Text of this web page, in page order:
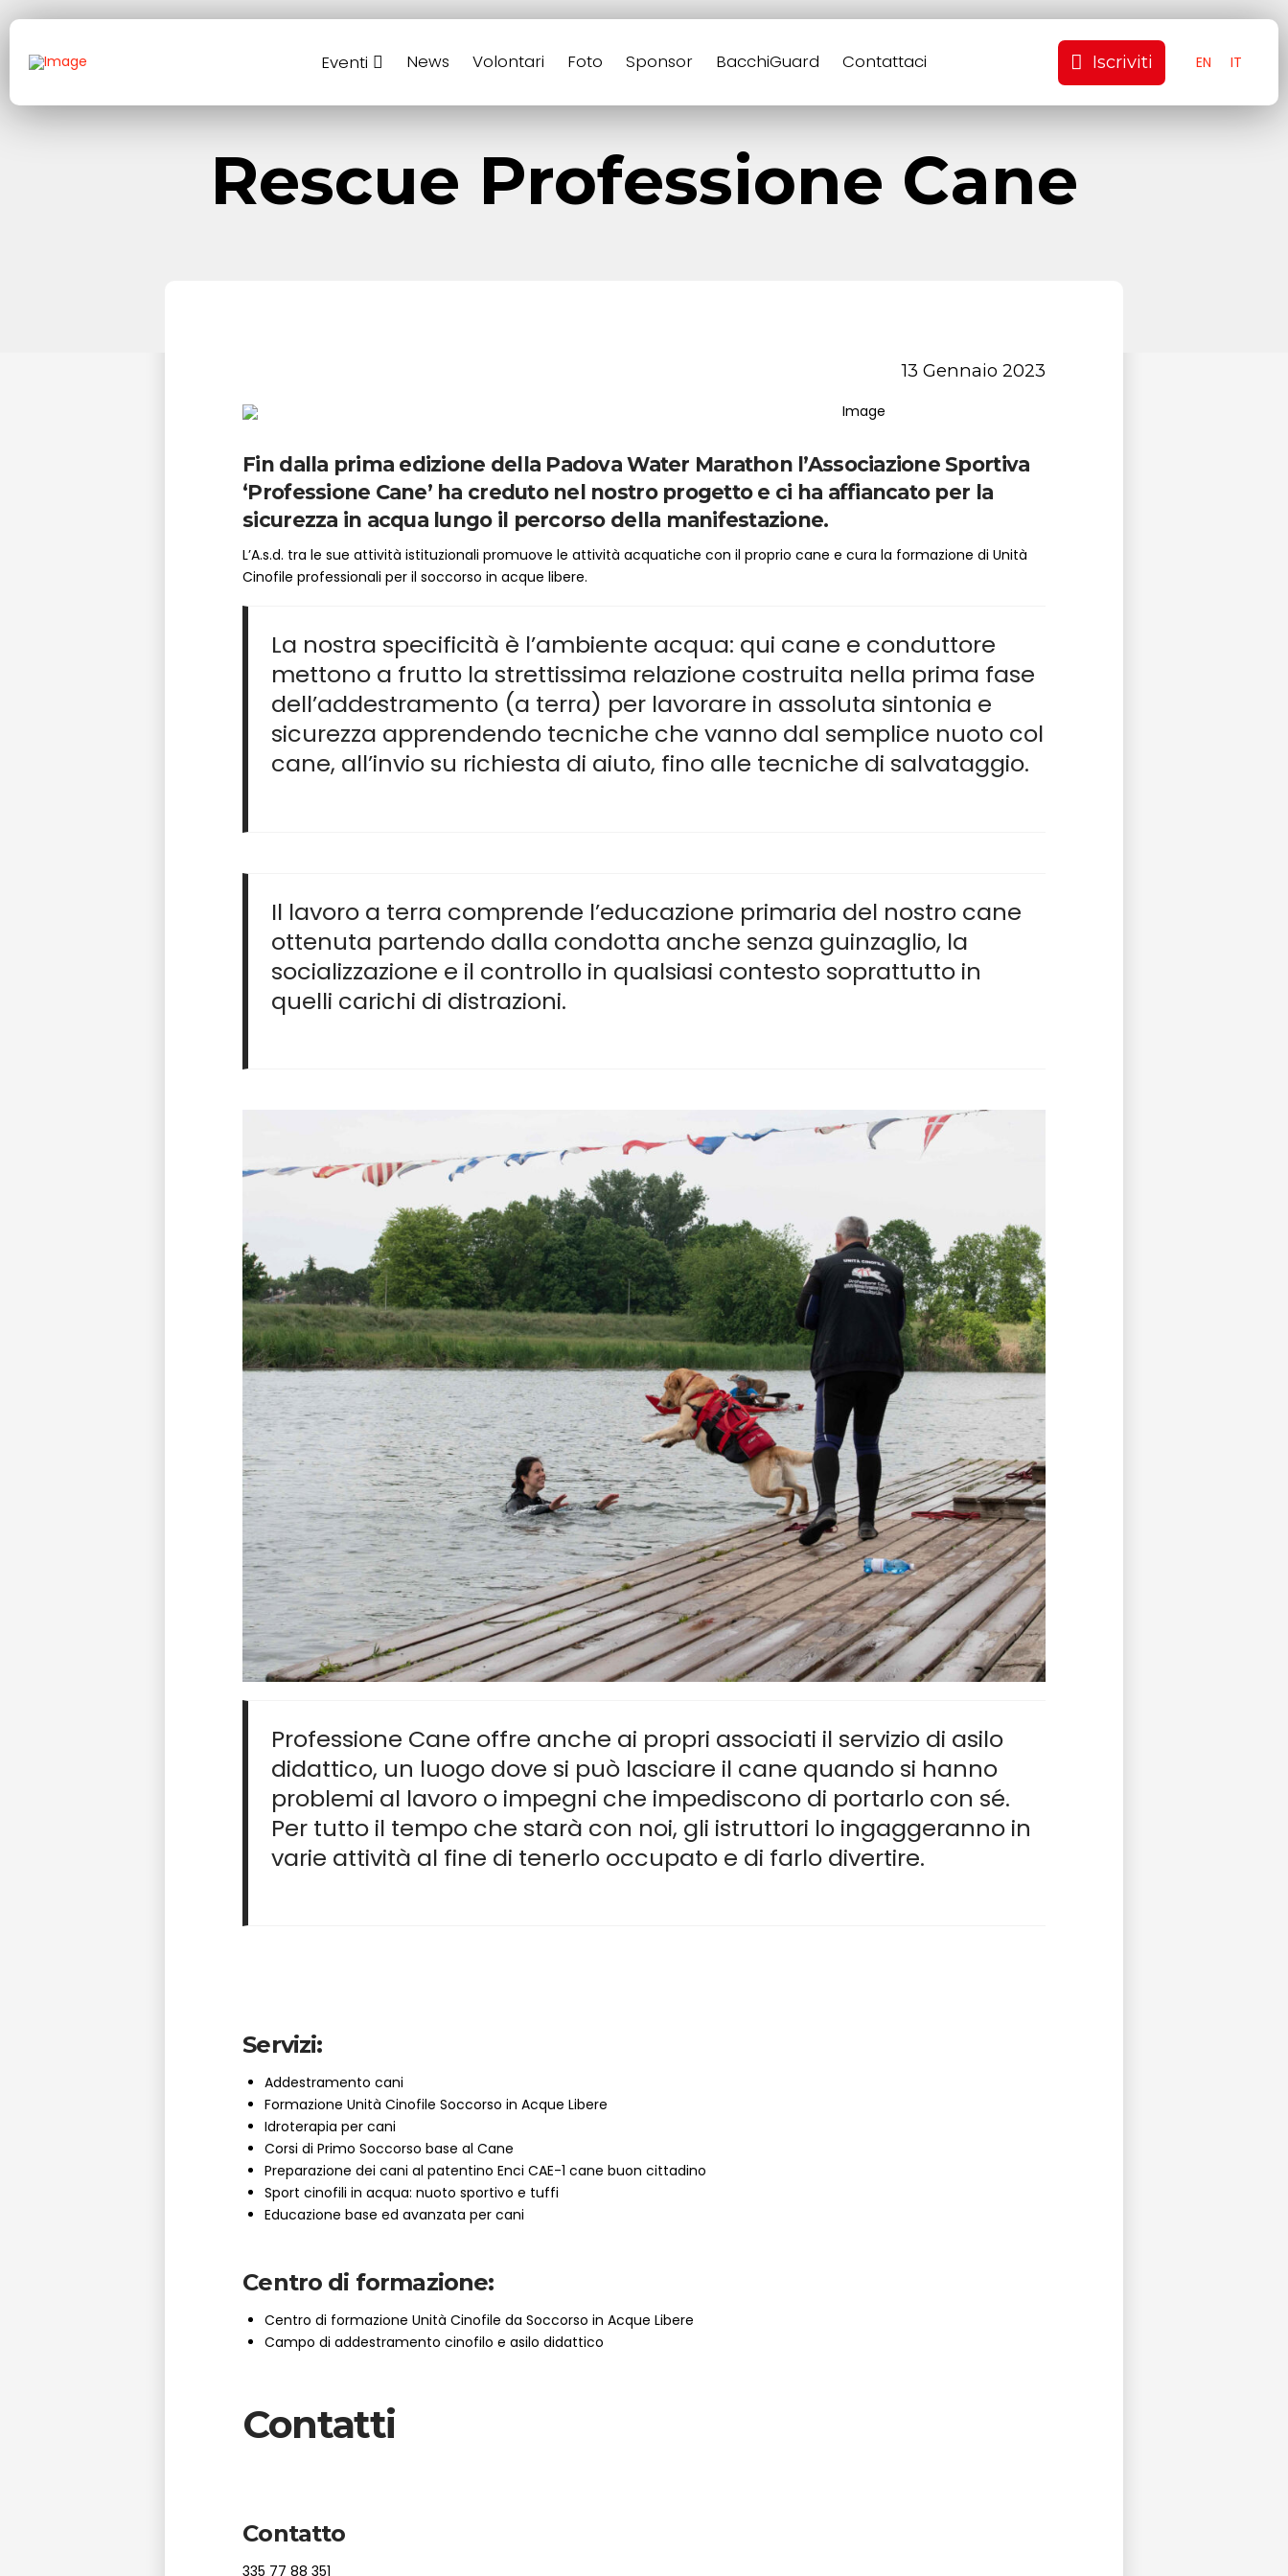
Eventi News Volontari Foto Sponsor BacchiGuard Contattaci Iscriviti EN IT
Rescue Professione Cane
13 Gennaio 2023
Fin dalla prima edizione della Padova Water Marathon l’Associazione Sportiva
‘Professione Cane’ ha creduto nel nostro progetto e ci ha affiancato per la
sicurezza in acqua lungo il percorso della manifestazione.
L’A.s.d. tra le sue attività istituzionali promuove le attività acquatiche con il proprio cane e cura la formazione di Unità
Cinofile professionali per il soccorso in acque libere.
La nostra specificità è l’ambiente acqua: qui cane e conduttore
mettono a frutto la strettissima relazione costruita nella prima fase
dell’addestramento (a terra) per lavorare in assoluta sintonia e
sicurezza apprendendo tecniche che vanno dal semplice nuoto col
cane, all’invio su richiesta di aiuto, fino alle tecniche di salvataggio.
Il lavoro a terra comprende l’educazione primaria del nostro cane
ottenuta partendo dalla condotta anche senza guinzaglio, la
socializzazione e il controllo in qualsiasi contesto soprattutto in
quelli carichi di distrazioni.
Professione Cane offre anche ai propri associati il servizio di asilo
didattico, un luogo dove si può lasciare il cane quando si hanno
problemi al lavoro o impegni che impediscono di portarlo con sé.
Per tutto il tempo che starà con noi, gli istruttori lo ingaggeranno in
varie attività al fine di tenerlo occupato e di farlo divertire.
Servizi:
Addestramento cani
Formazione Unità Cinofile Soccorso in Acque Libere
Idroterapia per cani
Corsi di Primo Soccorso base al Cane
Preparazione dei cani al patentino Enci CAE-1 cane buon cittadino
Sport cinofili in acqua: nuoto sportivo e tuffi
Educazione base ed avanzata per cani
Centro di formazione:
Centro di formazione Unità Cinofile da Soccorso in Acque Libere
Campo di addestramento cinofilo e asilo didattico
Contatti
Contatto
335 77 88 351